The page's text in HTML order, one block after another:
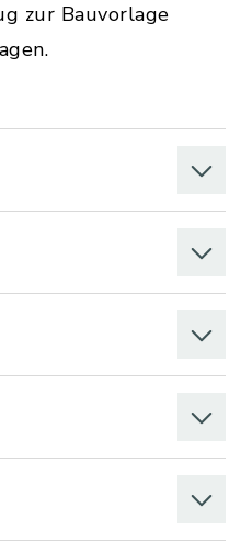
zur Bauvorlage